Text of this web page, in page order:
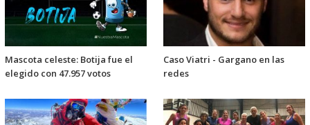
Mascota celeste: Botija fue el
elegido con 47.957 votos
Caso Viatri - Gargano en las
redes